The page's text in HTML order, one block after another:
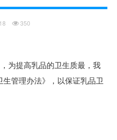
350
为提高乳品的卫生质最，我
管理办法》，以保证乳品卫